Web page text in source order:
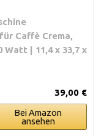
Caffè Crema,
Watt | 11,4 x 33,7 x
39,00 €
Bei Amazon
ansehen